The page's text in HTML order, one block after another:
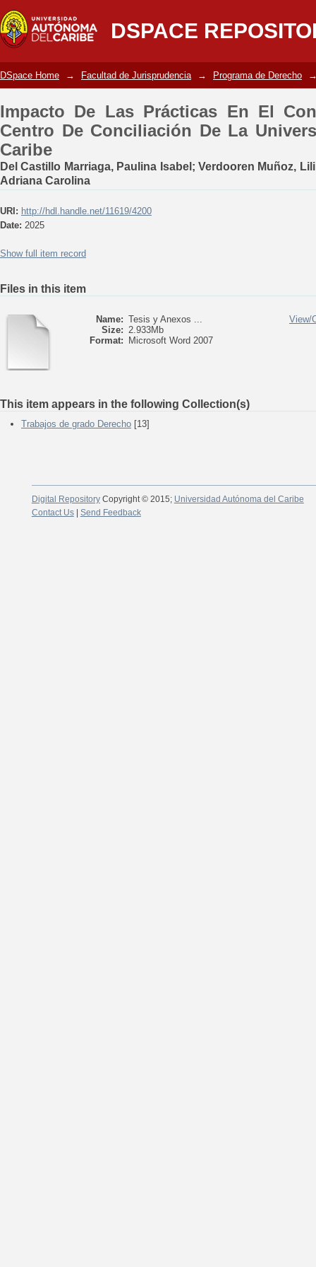
DSPACE
Impacto De Las Prácticas En El
La Universidad Autónoma Del Caribe
DSpace Home → Facultad de Jurisprudencia → Programa de Derecho
Impacto De Las Prácticas En El
Centro De Conciliación De La
Caribe
Del Castillo Marriaga, Paulina Isabel ;Verdooren Muñoz,
Adriana Carolina
URI: http://hdl.handle.net/11619/4200
Date: 2025
Show full item record
Files in this item
Name: Tesis y Anexos ...
Size: 2.933Mb
Format:
Microsoft Word 2007
View/
This item appears in the following Collection(s)
Trabajos de grado Derecho [13]
Digital RepositoryCopyright © 2015; Universidad Autónoma del Caribe
Contact Us| Send Feedback